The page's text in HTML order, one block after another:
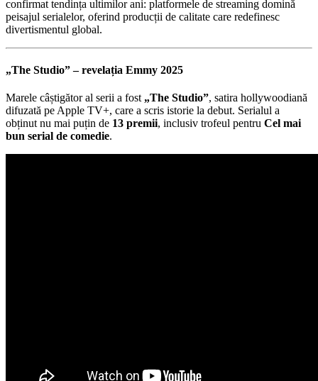
Studio”
domină
gala
premii,
de
„Adolescence”
și
„The
confirmat tendința ultimilor ani: platformele de streaming domină
peisajul serialelor, oferind producții de calitate care redefinesc
divertismentul global.
„The Studio” – revelația Emmy 2025
Marele câștigător al serii a fost „The Studio”, satira hollywoodiană
difuzată pe Apple TV+, care a scris istorie la debut. Serialul a
obținut nu mai puțin de 13 premii, inclusiv trofeul pentru Cel mai
bun serial de comedie.